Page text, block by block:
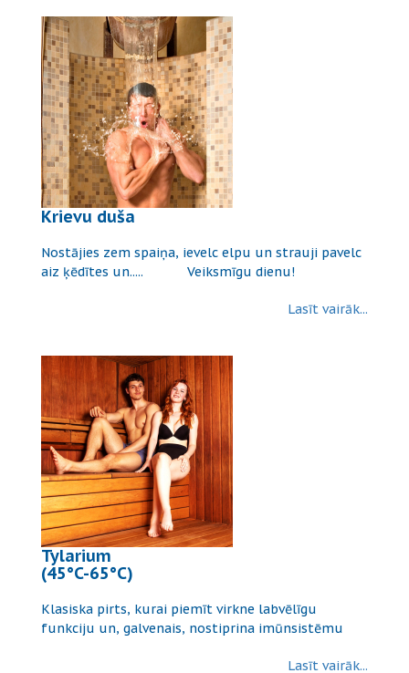
Krievu duša
Nostājies zem spaiņa, ievelc elpu un strauji pavelc
aiz ķēdītes un..... Veiksmīgu dienu!
Lasīt vairāk...
Tylarium
(45°C-65°C)
Klasiska pirts, kurai piemīt virkne labvēlīgu
funkciju un, galvenais, nostiprina imūnsistēmu
Lasīt vairāk...